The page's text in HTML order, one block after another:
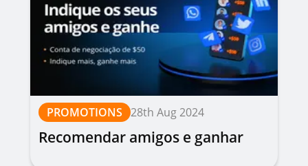
PROMOTIONS 28th Aug 2024
Recomendar amigos e ganhar